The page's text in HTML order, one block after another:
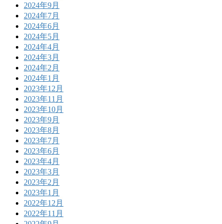
2024年9月
2024年7月
2024年6月
2024年5月
2024年4月
2024年3月
2024年2月
2024年1月
2023年12月
2023年11月
2023年10月
2023年9月
2023年8月
2023年7月
2023年6月
2023年4月
2023年3月
2023年2月
2023年1月
2022年12月
2022年11月